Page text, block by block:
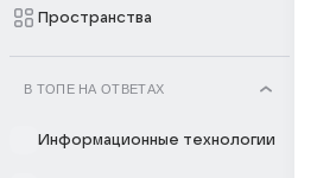
Пространства
В ТОПЕ НА ОТВЕТАХ
Информационные технологии